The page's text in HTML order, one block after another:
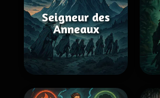
Seigneur des
Anneaux